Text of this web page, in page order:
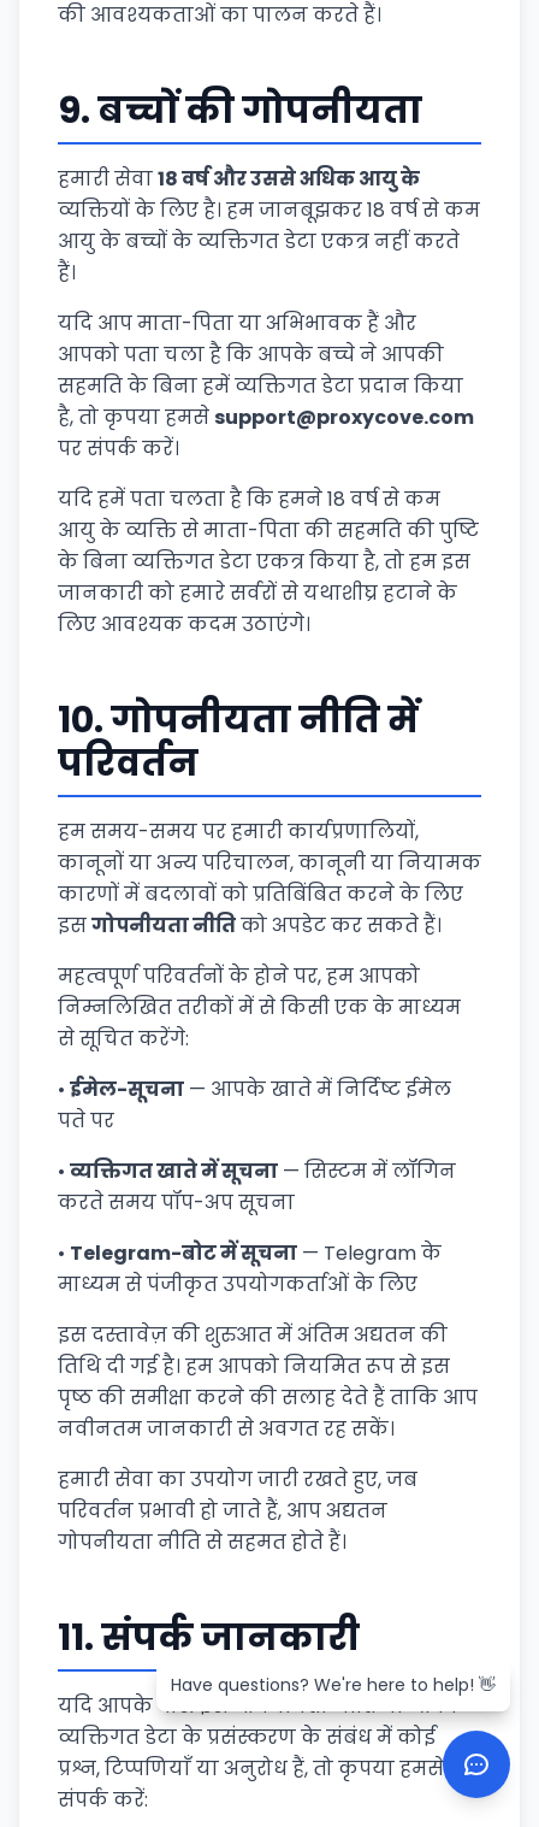
की आवश्यकताओं का पालन करते हैं।
9.बच्चों की गोपनीयता
हमारी सेवा18 वर्ष और उससे अधिक आयु के
व्यक्तियों के लिए है। हम जानबूझकर 18 वर्ष से कम
आयु के बच्चों के व्यक्तिगत डेटा एकत्र नहीं करते
हैं।
यदि आप माता-पिता या अभिभावक हैं और
आपको पता चला है कि आपके बच्चे ने आपकी
सहमति के बिना हमें व्यक्तिगत डेटा प्रदान किया
है, तो कृपया हमसे support@proxycove.com
पर संपर्क करें।
यदि हमें पता चलता है कि हमने 18 वर्ष से कम
आयु के व्यक्ति से माता-पिता की सहमति की पुष्टि
के बिना व्यक्तिगत डेटा एकत्र किया है, तो हम इस
जानकारी को हमारे सर्वरों से यथाशीघ्र हटाने के
लिए आवश्यक कदम उठाएंगे।
10.गोपनीयता नीति में
परिवर्तन
हम समय-समय पर हमारी कार्यप्रणालियों,
कानूनों या अन्य परिचालन, कानूनी या नियामक
कारणों में बदलावों को प्रतिबिंबित करने के लिए
इसगोपनीयता नीतिको अपडेट कर सकते हैं।
महत्वपूर्ण परिवर्तनों के होने पर, हम आपको
निम्नलिखित तरीकों में से किसी एक के माध्यम
से सूचित करेंगे:
• ईमेल-सूचना — आपके खाते में निर्दिष्ट ईमेल
पते पर
• व्यक्तिगत खाते में सूचना — सिस्टम में लॉगिन
करते समय पॉप-अप सूचना
• Telegram-बोट में सूचना — Telegram के
माध्यम से पंजीकृत उपयोगकर्ताओं के लिए
इस दस्तावेज़ की शुरुआत में अंतिम अद्यतन की
तिथि दी गई है। हम आपको नियमित रूप से इस
पृष्ठ की समीक्षा करने की सलाह देते हैं ताकि आप
नवीनतम जानकारी से अवगत रह सकें।
हमारी सेवा का उपयोग जारी रखते हुए, जब
परिवर्तन प्रभावी हो जाते हैं, आप अद्यतन
गोपनीयता नीति से सहमत होते हैं।
11.संपर्क जानकारी
यदि आपके पास इस गोपनीयता नीति या आपके
व्यक्तिगत डेटा के प्रसंस्करण के संबंध में कोई
प्रश्न, टिप्पणियाँ या अनुरोध हैं, तो कृपया हमसे
संपर्क करें:
Have questions? We're here to help! 👋
Have questions? We're here to help! 👋